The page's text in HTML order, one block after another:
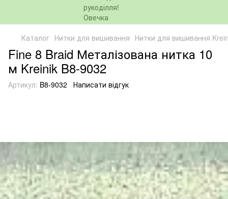
Каталог Нитки для вишивання Нитки для вишивання
Fine 8 Braid Металізована нитка 10
м Kreinik B8-9032
Артикул: B8-9032 Написати відгук